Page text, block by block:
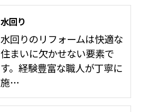
水回り
水回りのリフォームは快適な
住まいに欠かせない要素で
す。経験豊富な職人が丁寧に
施…